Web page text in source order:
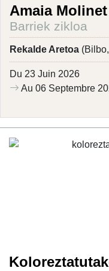
Amaia Molinet
Barriek zikloa
Rekalde Aretoa
Du 23 Juin 2026
Au 06 Septembre